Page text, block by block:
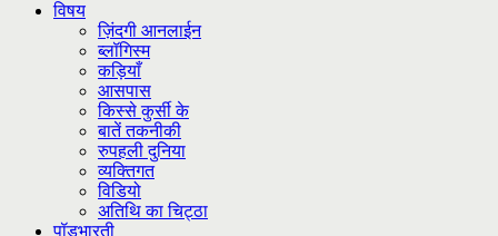
विषय
ज़िंदगी आनलाईन
ब्लॉगिस्म
कड़ियाँ
आसपास
किस्से कुर्सी के
बातें तकनीकी
रुपहली दुनिया
व्यक्तिगत
विडियो
अतिथि का चिट्ठा
पॉडभारती